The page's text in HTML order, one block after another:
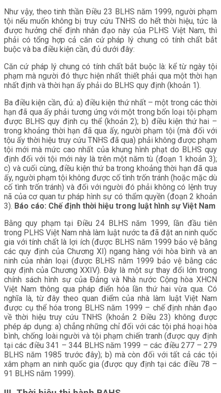
Như vậy, theo tinh thần Điều 23 BLHS năm 1999, người phạm
tội nếu muốn không bị truy cứu TNHS do hết thời hiệu, tức là
được hưởng chế định nhân đạo này của PLHS Việt Nam, thì
phải có tổng hợp cả căn cứ pháp lý chung có tính chất bắt
buộc và ba điều kiện cần, đủ dưới đây:
Căn cứ pháp lý chung có tính chất bắt buộc là: kể từ ngày tội
phạm mà người đó thực hiện nhất thiết phải qua một thời hạn
nhất định và thời hạn ấy phải do BLHS quy định (khoản 1).
Ba điều kiện cần, đủ: a) điều kiện thứ nhất – một trong các thời
hạn đã qua ấy phải tương ứng với một trong bốn loại tội phạm
được BLHS quy định cụ thể (khoản 2); b) điều kiện thứ hai –
trong khoảng thời hạn đã qua ấy, người phạm tội (mà đối với
tộu ấy thời hiệu truy cứu TNHS đã qua) phải không được phạm
tội mới mà mức cao nhất của khung hình phạt do BLHS quy
định đối với tội mới này là trên một năm tù (đoạn 1 khoản 3);
c) và cuối cùng, điều kiện thứ ba trong khoảng thời hạn đã qua
ấy, người phạm tội không được cố tình trốn tránh (hoặc mặc dù
cố tình trốn tránh) và đối với người đó phải không có lệnh truy
nã của cơ quan tư pháp hình sự có thẩm quyền (đoạn 2 khoản
3). Báo cáo: Chế định thời hiệu trong luật hình sự Việt Nam
Bằng quy phạm tại Điều 24 BLHS năm 1999, lần đầu tiên
trong PLHS Việt Nam nhà làm luật nước ta đã đặt an ninh quốc
gia với tính chất là lợi ích (được BLHS năm 1999 bảo vệ bằng
các quy định của Chương XI) ngang hàng với hòa bình và an
ninh của nhân loại (được BLHS năm 1999 bảo vệ bằng các
quy định của Chương XXIV). Đây là một sự thay đổi lớn trong
chính sách hình sự của Đảng và Nhà nước Cộng hòa XHCN
Việt Nam thông qua pháp điển hóa lần thứ hai vừa qua. Có
nghĩa là, từ đây theo quan điểm của nhà làm luật Việt Nam
được cụ thể hóa trong BLHS năm 1999 – chế định nhân đạo
về thời hiệu truy cứu TNHS (khoản 2 Điều 23) không được
phép áp dụng: a) chẳng những chỉ đối với các tội phá hoại hòa
bình, chống loài người và tội phạm chiến tranh (được quy định
tại các điều 341 – 344 BLHS năm 1999 – các điều 277 – 279
BLHS năm 1985 trước đây); b) mà còn đối với tất cả các tội
xâm phạm an ninh quốc gia (được quy định tại các điều 78 –
91 BLHS năm 1999).